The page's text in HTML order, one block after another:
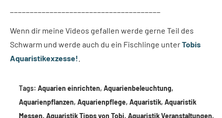
Wenn dir meine Videos gefallen werde gerne Teil des
Schwarm und werde auch du ein Fischlinge unterTobis
Aquaristikexzesse!
Tags: Aquarien einrichten, Aquarienbeleuchtung,
Aquarienpflanzen, Aquarienpflege, Aquaristik, Aquaristik
Messen, Aquaristik Tipps von Tobi, Aquaristik Veranstaltungen,